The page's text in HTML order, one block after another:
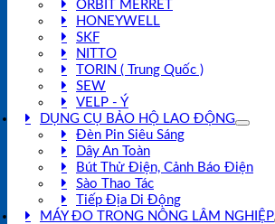
ORBIT MERRET
HONEYWELL
SKF
NITTO
TORIN ( Trung Quốc )
SEW
VELP - Ý
DỤNG CỤ BẢO HỘ LAO ĐỘNG
Đèn Pin Siêu Sáng
Dây An Toàn
Bút Thử Điện, Cảnh Báo Điện
Sào Thao Tác
Tiếp Địa Di Động
MÁY ĐO TRONG NÔNG LÂM NGHIỆP